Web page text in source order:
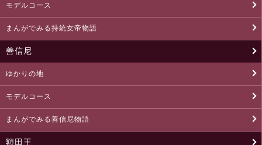
モデルコース
まんがでみる持統女帝物語
善信尼
ゆかりの地
モデルコース
まんがでみる善信尼物語
額田王